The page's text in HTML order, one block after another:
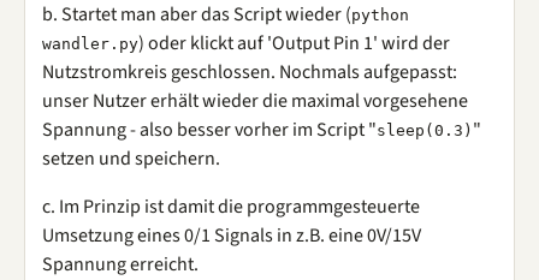
b. Startet man aber das Script wieder (python
wandler.py) oder klickt auf 'Output Pin 1' wird der
Nutzstromkreis geschlossen. Nochmals aufgepasst:
unser Nutzer erhält wieder die maximal vorgesehene
Spannung - also besser vorher im Script "sleep(0.3) "
setzen und speichern.
c. Im Prinzip ist damit die programmgesteuerte
Umsetzung eines 0/1 Signals in z.B. eine 0V/15V
Spannung erreicht.